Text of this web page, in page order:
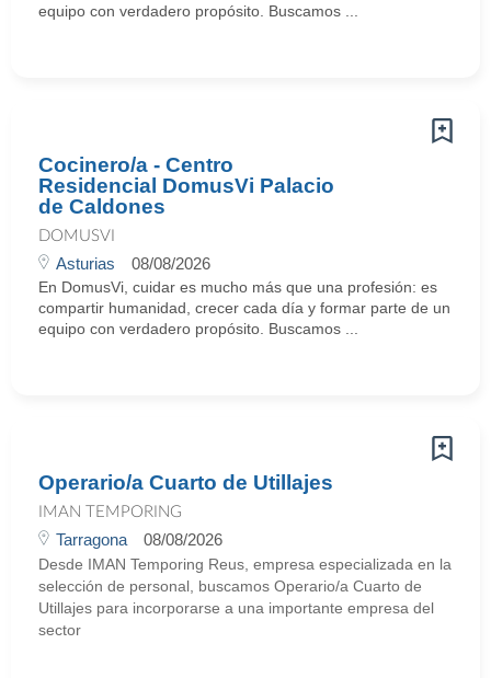
equipo con verdadero propósito. Buscamos ...
Cocinero/a - Centro
Residencial DomusVi Palacio
de Caldones
DOMUSVI
Asturias 08/08/2026
En DomusVi, cuidar es mucho más que una profesión: es
compartir humanidad, crecer cada día y formar parte de un
equipo con verdadero propósito. Buscamos ...
Operario/a Cuarto de Utillajes
IMAN TEMPORING
Tarragona 08/08/2026
Desde IMAN Temporing Reus, empresa especializada en la
selección de personal, buscamos Operario/a Cuarto de
Utillajes para incorporarse a una importante empresa del
sector